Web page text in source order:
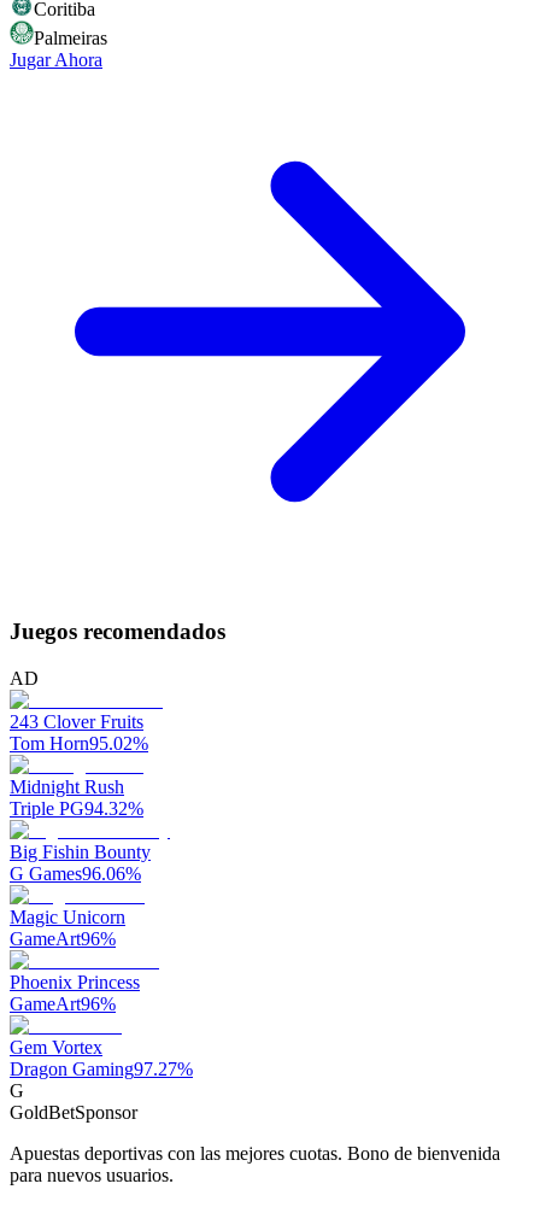
Coritiba
Palmeiras
Jugar Ahora
Juegos recomendados
AD
243 Clover Fruits
Tom Horn95.02%
Midnight Rush
Triple PG94.32%
Big Fishin Bounty
G Games96.06%
Magic Unicorn
GameArt96%
Phoenix Princess
GameArt96%
Gem Vortex
Dragon Gaming97.27%
G
GoldBetSponsor
Apuestas deportivas con las mejores cuotas. Bono de bienvenida
para nuevos usuarios.